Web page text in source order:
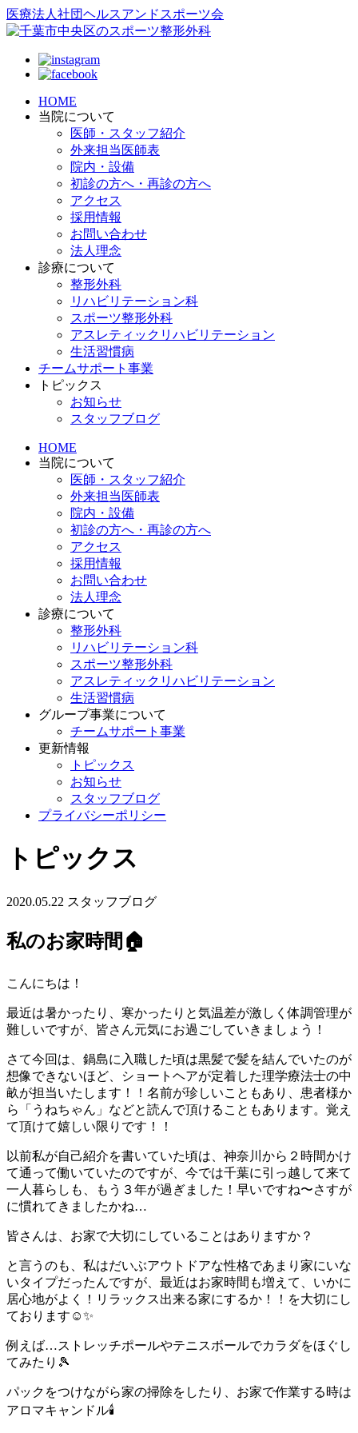
医療法人社団ヘルスアンドスポーツ会
HOME
当院について
医師・スタッフ紹介
外来担当医師表
院内・設備
初診の方へ・再診の方へ
アクセス
採用情報
お問い合わせ
法人理念
診療について
整形外科
リハビリテーション科
スポーツ整形外科
アスレティックリハビリテーション
生活習慣病
チームサポート事業
トピックス
お知らせ
スタッフブログ
HOME
当院について
医師・スタッフ紹介
外来担当医師表
院内・設備
初診の方へ・再診の方へ
アクセス
採用情報
お問い合わせ
法人理念
診療について
整形外科
リハビリテーション科
スポーツ整形外科
アスレティックリハビリテーション
生活習慣病
グループ事業について
チームサポート事業
更新情報
トピックス
お知らせ
スタッフブログ
プライバシーポリシー
トピックス
2020.05.22 スタッフブログ
私のお家時間🏠
こんにちは！
最近は暑かったり、寒かったりと気温差が激しく体調管理が
難しいですが、皆さん元気にお過ごしていきましょう！
さて今回は、鍋島に入職した頃は黒髪で髪を結んでいたのが
想像できないほど、ショートヘアが定着した理学療法士の中
畝が担当いたします！！名前が珍しいこともあり、患者様か
ら「うねちゃん」などと読んで頂けることもあります。覚え
て頂けて嬉しい限りです！！
以前私が自己紹介を書いていた頃は、神奈川から２時間かけ
て通って働いていたのですが、今では千葉に引っ越して来て
一人暮らしも、もう３年が過ぎました！早いですね〜さすが
に慣れてきましたかね…
皆さんは、お家で大切にしていることはありますか？
と言うのも、私はだいぶアウトドアな性格であまり家にいな
いタイプだったんですが、最近はお家時間も増えて、いかに
居心地がよく！リラックス出来る家にするか！！を大切にし
ております☺️✨
例えば…ストレッチポールやテニスボールでカラダをほぐし
てみたり🎾
パックをつけながら家の掃除をしたり、お家で作業する時は
アロマキャンドル🕯